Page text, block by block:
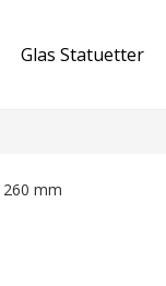
Glas Statuetter